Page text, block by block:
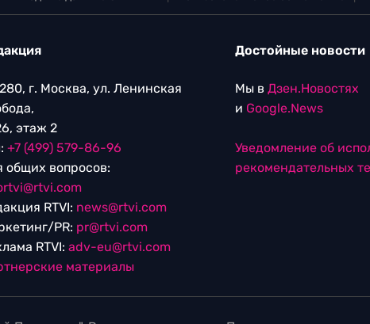
г. Москва, ул. Ленинская
этаж 2
+7 (499) 579-86-96
общих вопросов:
RTVI: news@rtvi.com
PR: pr@rtvi.com
RTVI: adv-eu@rtvi.com
материалы
Достойные новости
Мы в Дзен.Новостях
и Google.News
Уведомление об
рекомендательных